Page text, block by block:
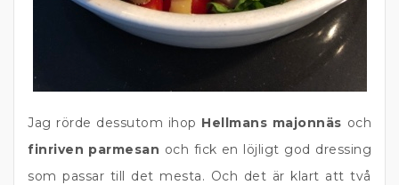
Jag rörde dessutom ihop Hellmans majonnäs och
finriven parmesan och fick en löjligt god dressing
som passar till det mesta. Och det är klart att två